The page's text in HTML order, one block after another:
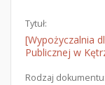
Tytuł:
[Wypożyczalnia
Publicznej w
Rodzaj dokumentu: